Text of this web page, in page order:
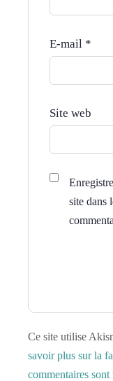
E-mail *
Site web
site dans
Ce site utilise
savoir plus sur la
commentaires sont